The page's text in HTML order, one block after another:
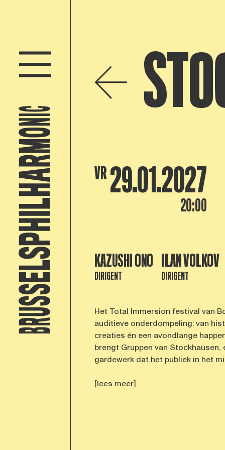
VR29.01.2027
20:00
KAZUSHI ONO
DIRIGENT
ILAN VOLKOV
DIRIGENT
Het Total Immersion festival van
auditieve onderdompeling: van
creaties én een avondlange
brengt Gruppen van Stockhausen,
gardewerk dat het publiek in het
[lees meer]